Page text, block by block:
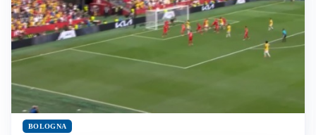
BOLOGNA